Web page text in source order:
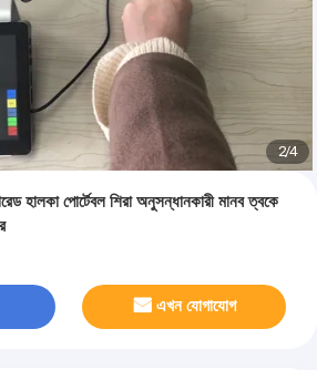
2/4
হালকা পোর্টেবল শিরা অনুসন্ধানকারী মানব ত্বকে
এখন যোগাযোগ